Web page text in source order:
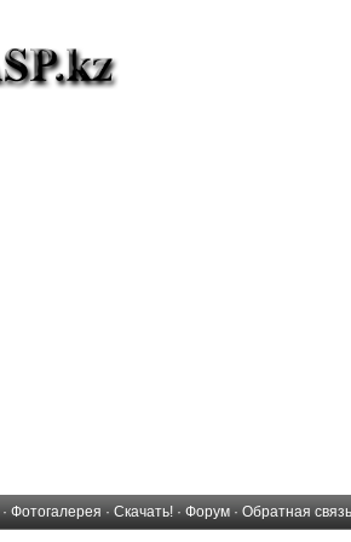
· Фотогалерея · Скачать! · Форум · Обратная связь